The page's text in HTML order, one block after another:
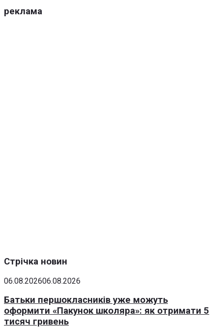
реклама
Стрічка новин
06.08.202606.08.2026
Батьки першокласників уже можуть
оформити «Пакунок школяра»: як отримати 5
тисяч гривень